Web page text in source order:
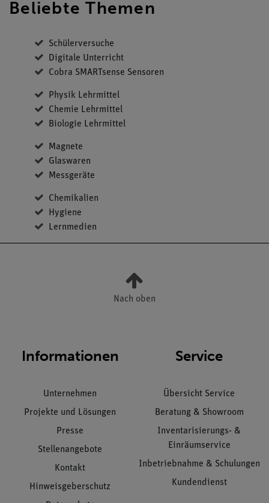
Beliebte Themen
Schülerversuche
Digitale Unterricht
Cobra SMARTsense Sensoren
Physik Lehrmittel
Chemie Lehrmittel
Biologie Lehrmittel
Magnete
Glaswaren
Messgeräte
Chemikalien
Hygiene
Lernmedien
Nach oben
Informationen
Unternehmen
Projekte und Lösungen
Presse
Stellenangebote
Kontakt
Hinweisgeberschutz
Service
Übersicht Service
Beratung & Showroom
Inventarisierungs- &
Einräumservice
Inbetriebnahme & Schulungen
Kundendienst